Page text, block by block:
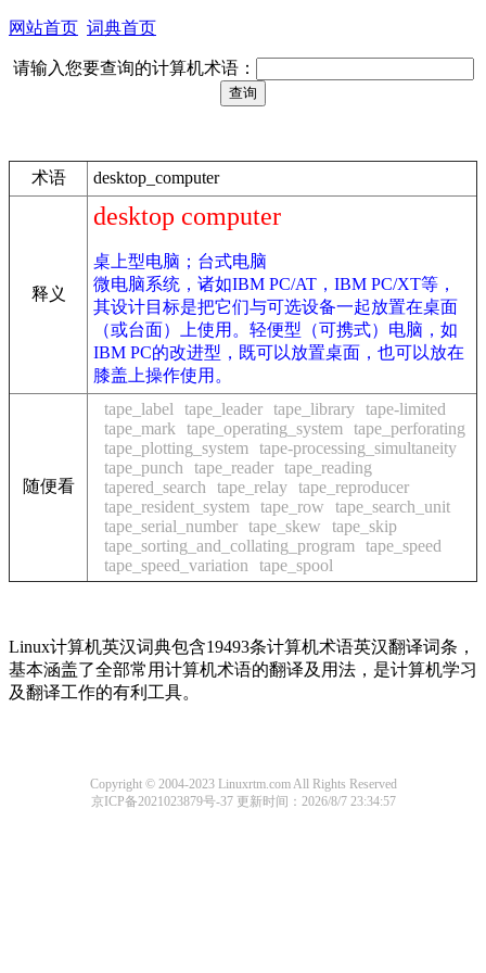
网站首页 词典首页
请输入您要查询的计算机术语：
术语 desktop_computer
释义
desktop computer
桌上型电脑；台式电脑
微电脑系统，诸如IBM PC/AT，IBM PC/XT等，
其设计目标是把它们与可选设备一起放置在桌面
（或台面）上使用。轻便型（可携式）电脑，如
IBM PC的改进型，既可以放置桌面，也可以放在
膝盖上操作使用。
随便看
tape_label tape_leader tape_library tape-limited
tape_mark
tape_operating_system
tape_perforating
tape_plotting_system
tape-processing_simultaneity
tape_punch
tape_reader tape_reading
tapered_search
tape_relay tape_reproducer
tape_resident_system
tape_row
tape_search_unit
tape_serial_number tape_skew
tape_skip
tape_sorting_and_collating_program
tape_speed
tape_speed_variation
tape_spool
Linux计算机英汉词典包含19493条计算机术语英汉翻译词条，
基本涵盖了全部常用计算机术语的翻译及用法，是计算机学习
及翻译工作的有利工具。
Copyright © 2004-2023 Linuxrtm.com All Rights Reserved
京ICP备2021023879号-37更新时间：2026/8/7 23:34:57